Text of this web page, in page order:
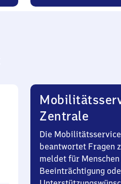
Zentrale
Die
beantwortet Fragen
meldet für
Beeinträchtigung